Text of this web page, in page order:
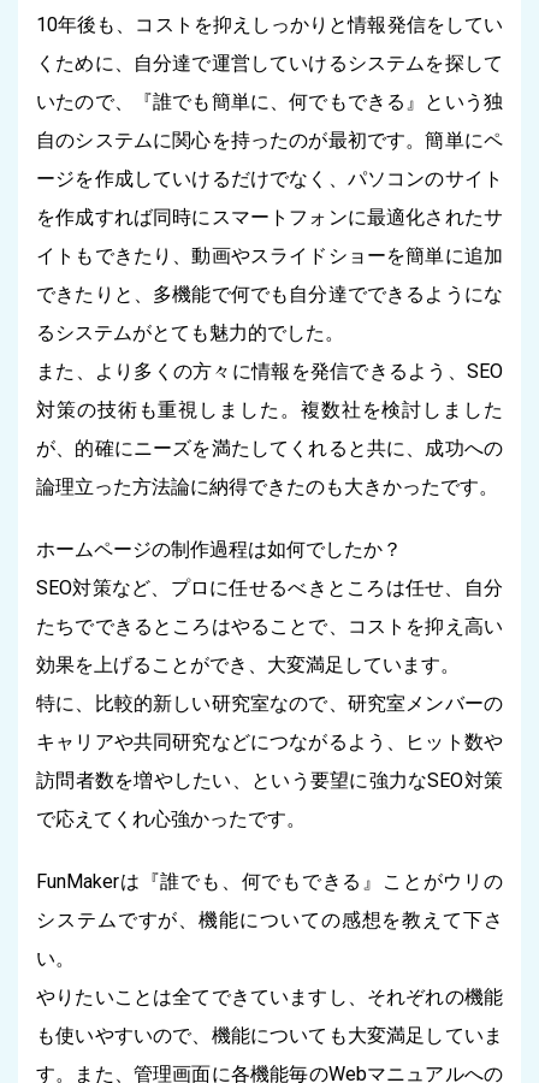
10年後も、コストを抑えしっかりと情報発信をしてい
くために、自分達で運営していけるシステムを探して
いたので、『誰でも簡単に、何でもできる』という独
自のシステムに関心を持ったのが最初です。簡単にペ
ージを作成していけるだけでなく、パソコンのサイト
を作成すれば同時にスマートフォンに最適化されたサ
イトもできたり、動画やスライドショーを簡単に追加
できたりと、多機能で何でも自分達でできるようにな
るシステムがとても魅力的でした。
また、より多くの方々に情報を発信できるよう、SEO
対策の技術も重視しました。複数社を検討しました
が、的確にニーズを満たしてくれると共に、成功への
論理立った方法論に納得できたのも大きかったです。
ホームページの制作過程は如何でしたか？
SEO対策など、プロに任せるべきところは任せ、自分
たちでできるところはやることで、コストを抑え高い
効果を上げることができ、大変満足しています。
特に、比較的新しい研究室なので、研究室メンバーの
キャリアや共同研究などにつながるよう、ヒット数や
訪問者数を増やしたい、という要望に強力なSEO対策
で応えてくれ心強かったです。
FunMakerは『誰でも、何でもできる』ことがウリの
システムですが、機能についての感想を教えて下さ
い。
やりたいことは全てできていますし、それぞれの機能
も使いやすいので、機能についても大変満足していま
す。また、管理画面に各機能毎のWebマニュアルへの